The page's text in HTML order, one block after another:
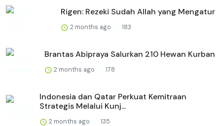
Rigen: Rezeki Sudah Allah yang Mengatur
2 months ago 183
Brantas Abipraya Salurkan 210 Hewan Kurban
2 months ago 178
Indonesia dan Qatar Perkuat Kemitraan
Strategis Melalui Kunj...
2 months ago 135